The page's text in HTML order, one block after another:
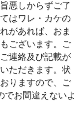
悪しからずご了
はワレ・カケの
があれば、おま
ございます。ご
連絡及び記載が
ただきます。状
りますので、ご
でお間違えないよ